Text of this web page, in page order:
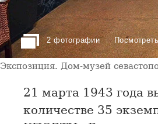
2 фотографии Посмотреть
Экспозиция. Дом-музей
21 марта 1943 года
количестве 35